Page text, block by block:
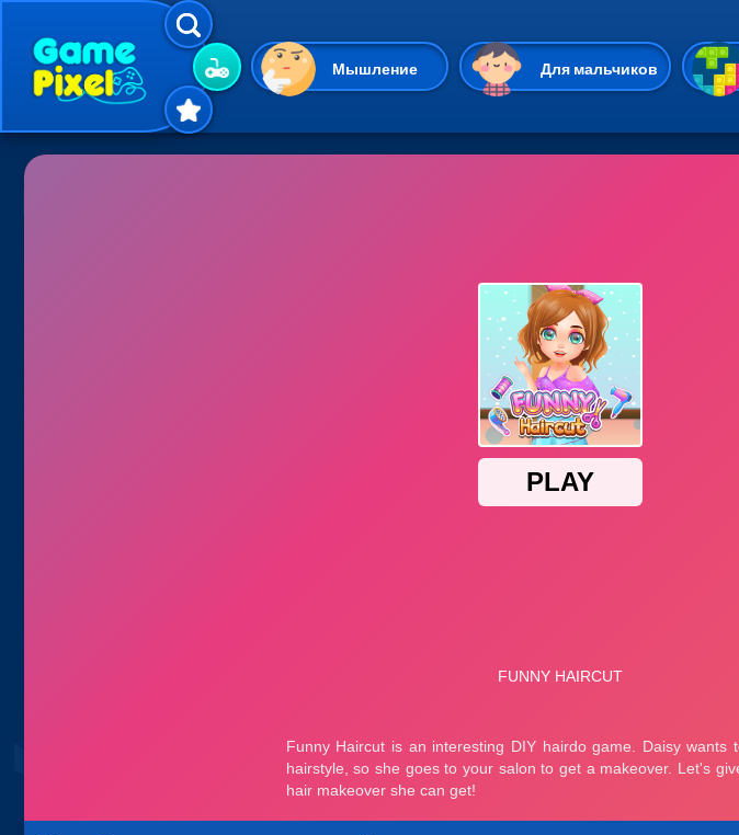
Мышление Для мальчиков
Гиперказуальные Казуальные
Симуляторы
Пасьянс